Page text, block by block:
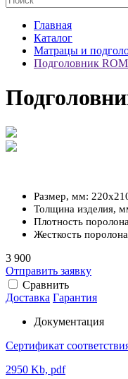
Главная
Каталог
Матрацы и
Подголовник
Размер, мм:
Толщина изделия,
Плотность
Жесткость
3 900
Отправить заявку
Сравнить
Доставка Гарантия
Документация
Сертификат
2950 Kb, pdf